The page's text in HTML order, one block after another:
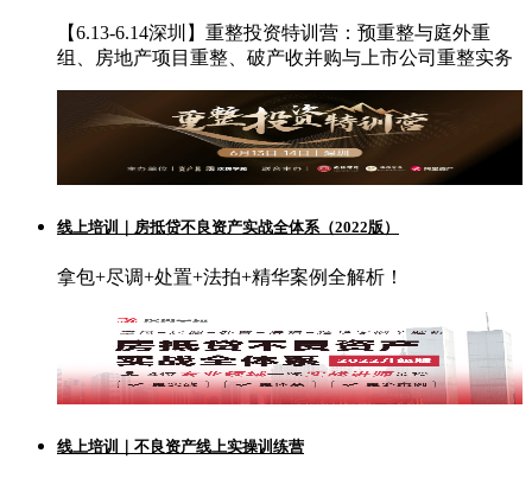
【6.13-6.14深圳】重整投资特训营：预重整与庭外重
组、房地产项目重整、破产收并购与上市公司重整实务
线上培训｜房抵贷不良资产实战全体系（2022版）
拿包+尽调+处置+法拍+精华案例全解析！
线上培训｜不良资产线上实操训练营